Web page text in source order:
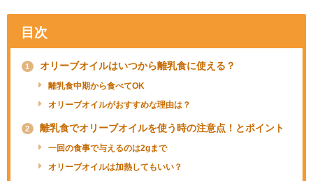
目次
1 オリーブオイルはいつから離乳食に使える？
離乳食中期から食べてOK
オリーブオイルがおすすめな理由は？
2 離乳食でオリーブオイルを使う時の注意点！とポイント
一回の食事で与えるのは2gまで
オリーブオイルは加熱してもいい？